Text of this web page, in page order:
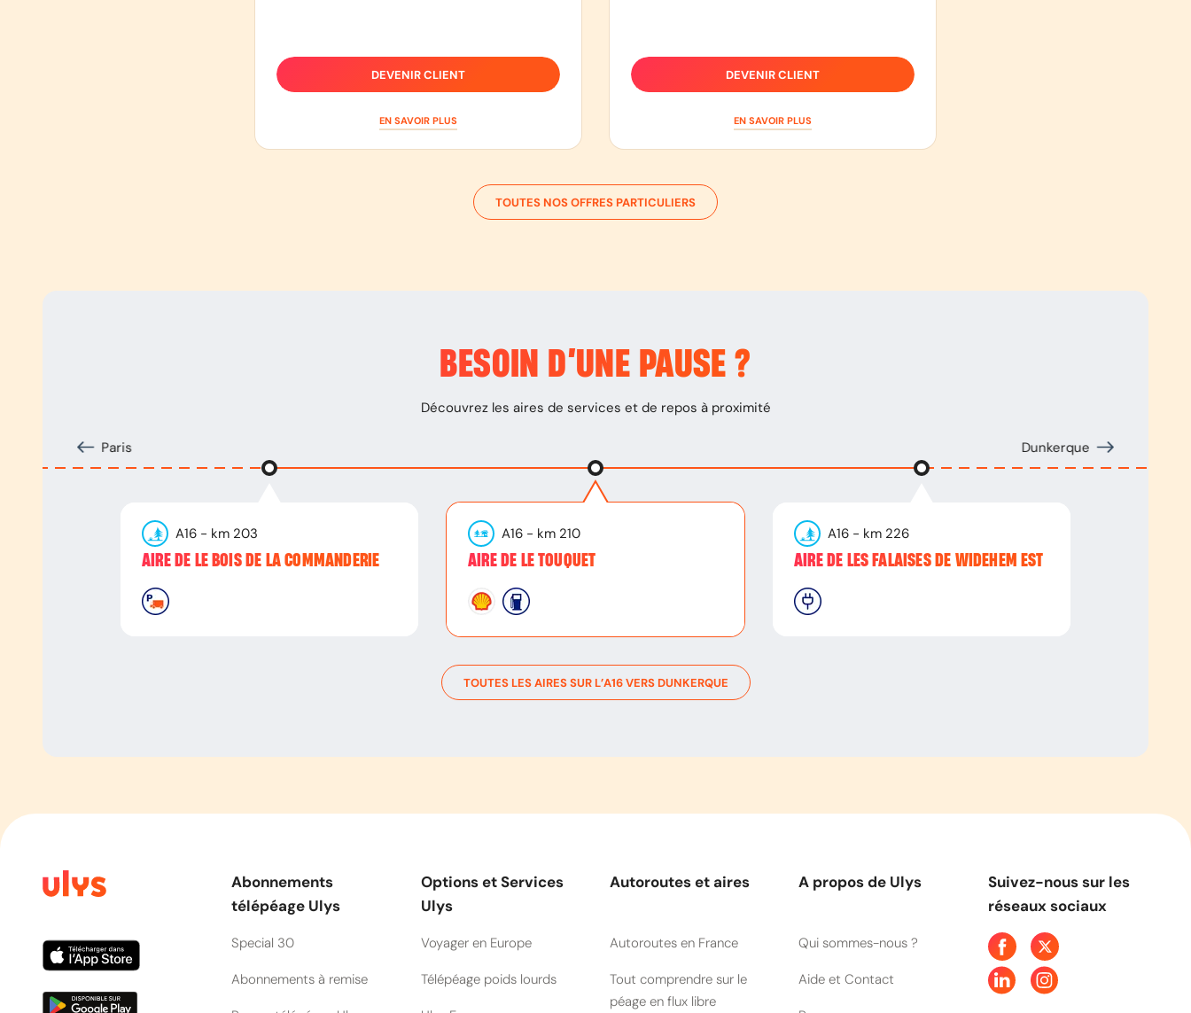
DEVENIR CLIENT
EN SAVOIR PLUS
DEVENIR CLIENT
EN SAVOIR PLUS
TOUTES NOS OFFRES PARTICULIERS
BESOIN D’UNE PAUSE ?
Découvrez les aires de services et de repos à proximité
Paris Dunkerque
A16 - km 203
AIRE DE LE BOIS DE LA COMMANDERIE
A16 - km 210
AIRE DE LE TOUQUET
A16 - km 226
AIRE DE LES FALAISES DE WIDEHEM EST
TOUTES LES AIRES SUR L’A16VERS DUNKERQUE
Abonnements
télépéage Ulys
Special 30
Abonnements à remise
Options et Services
Ulys
Voyager en Europe
Télépéage poids lourds
Autoroutes et aires
Autoroutes en France
Tout comprendre sur le
péage en flux libre
A propos de Ulys
Qui sommes-nous ?
Aide et Contact
Suivez-nous sur les
réseaux sociaux